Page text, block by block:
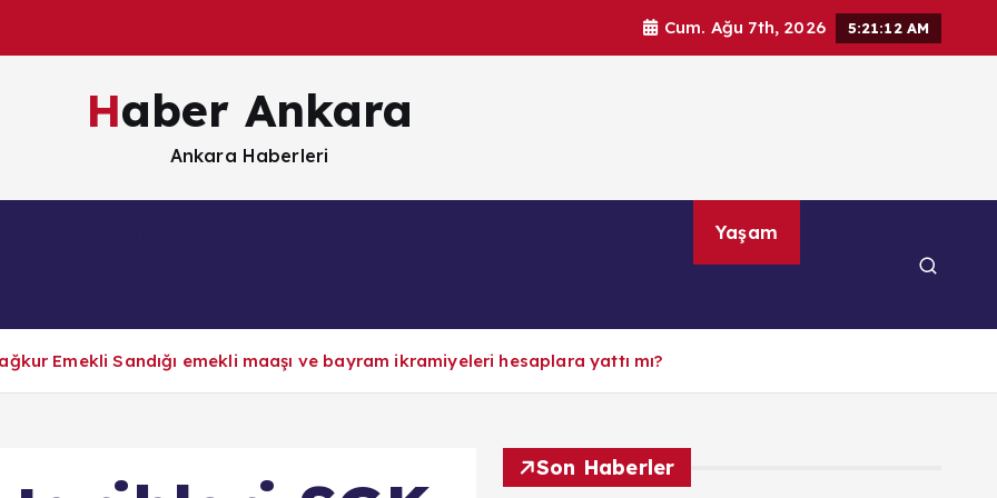
Cum. Ağu 7th, 2026 5:21:13 AM
Haber Ankara
Ankara Haberleri
Yaşam
Emekli Sandığı emekli maaşı ve bayram ikramiyeleri hesaplara yattı mı?
Son Haberler